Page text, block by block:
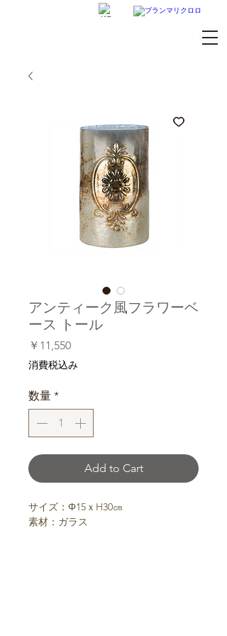
アンティーク風フラワーベ
ース トール
￥11,550価
格
消費税込み
数量 *
Add to Cart
サイズ：Φ15ｘH30㎝
素材：ガラス